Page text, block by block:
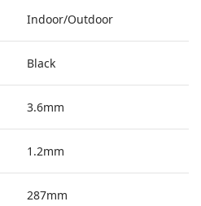
Indoor/Outdoor
Black
3.6mm
1.2mm
287mm